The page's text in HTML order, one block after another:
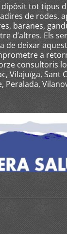
dipòsit tot
de rodes,
baranes,
d’altres. Els
de deixar
a
consultoris
Vilajuïga, Sant
Peralada,